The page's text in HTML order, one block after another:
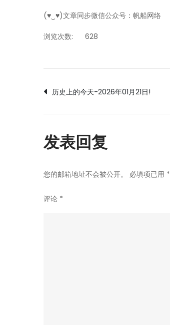
(♥‿♥)文章同步微信公众号：帆船网络
浏览次数: 628
文
章
导
航
历史上的今天-2026年01月21日!
发表回复
您的邮箱地址不会被公开。 必填项已用 *
评论 *